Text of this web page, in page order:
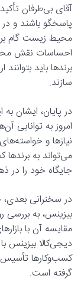
آقای بی‌طرفان
پاسخگو باشند و
محیط زیست گام
احساسات نقش
برندها باید
سازند.
در پایان، ایشان
امروز به توانایی
نیازها و
می‌تواند به برندها
جایگاه خود را در
در سخنرانی
بیزینس، به بررسی
مقایسه آن با
دیجی‌کالا بیزینس
کسب‌وکارها
گرفته است.